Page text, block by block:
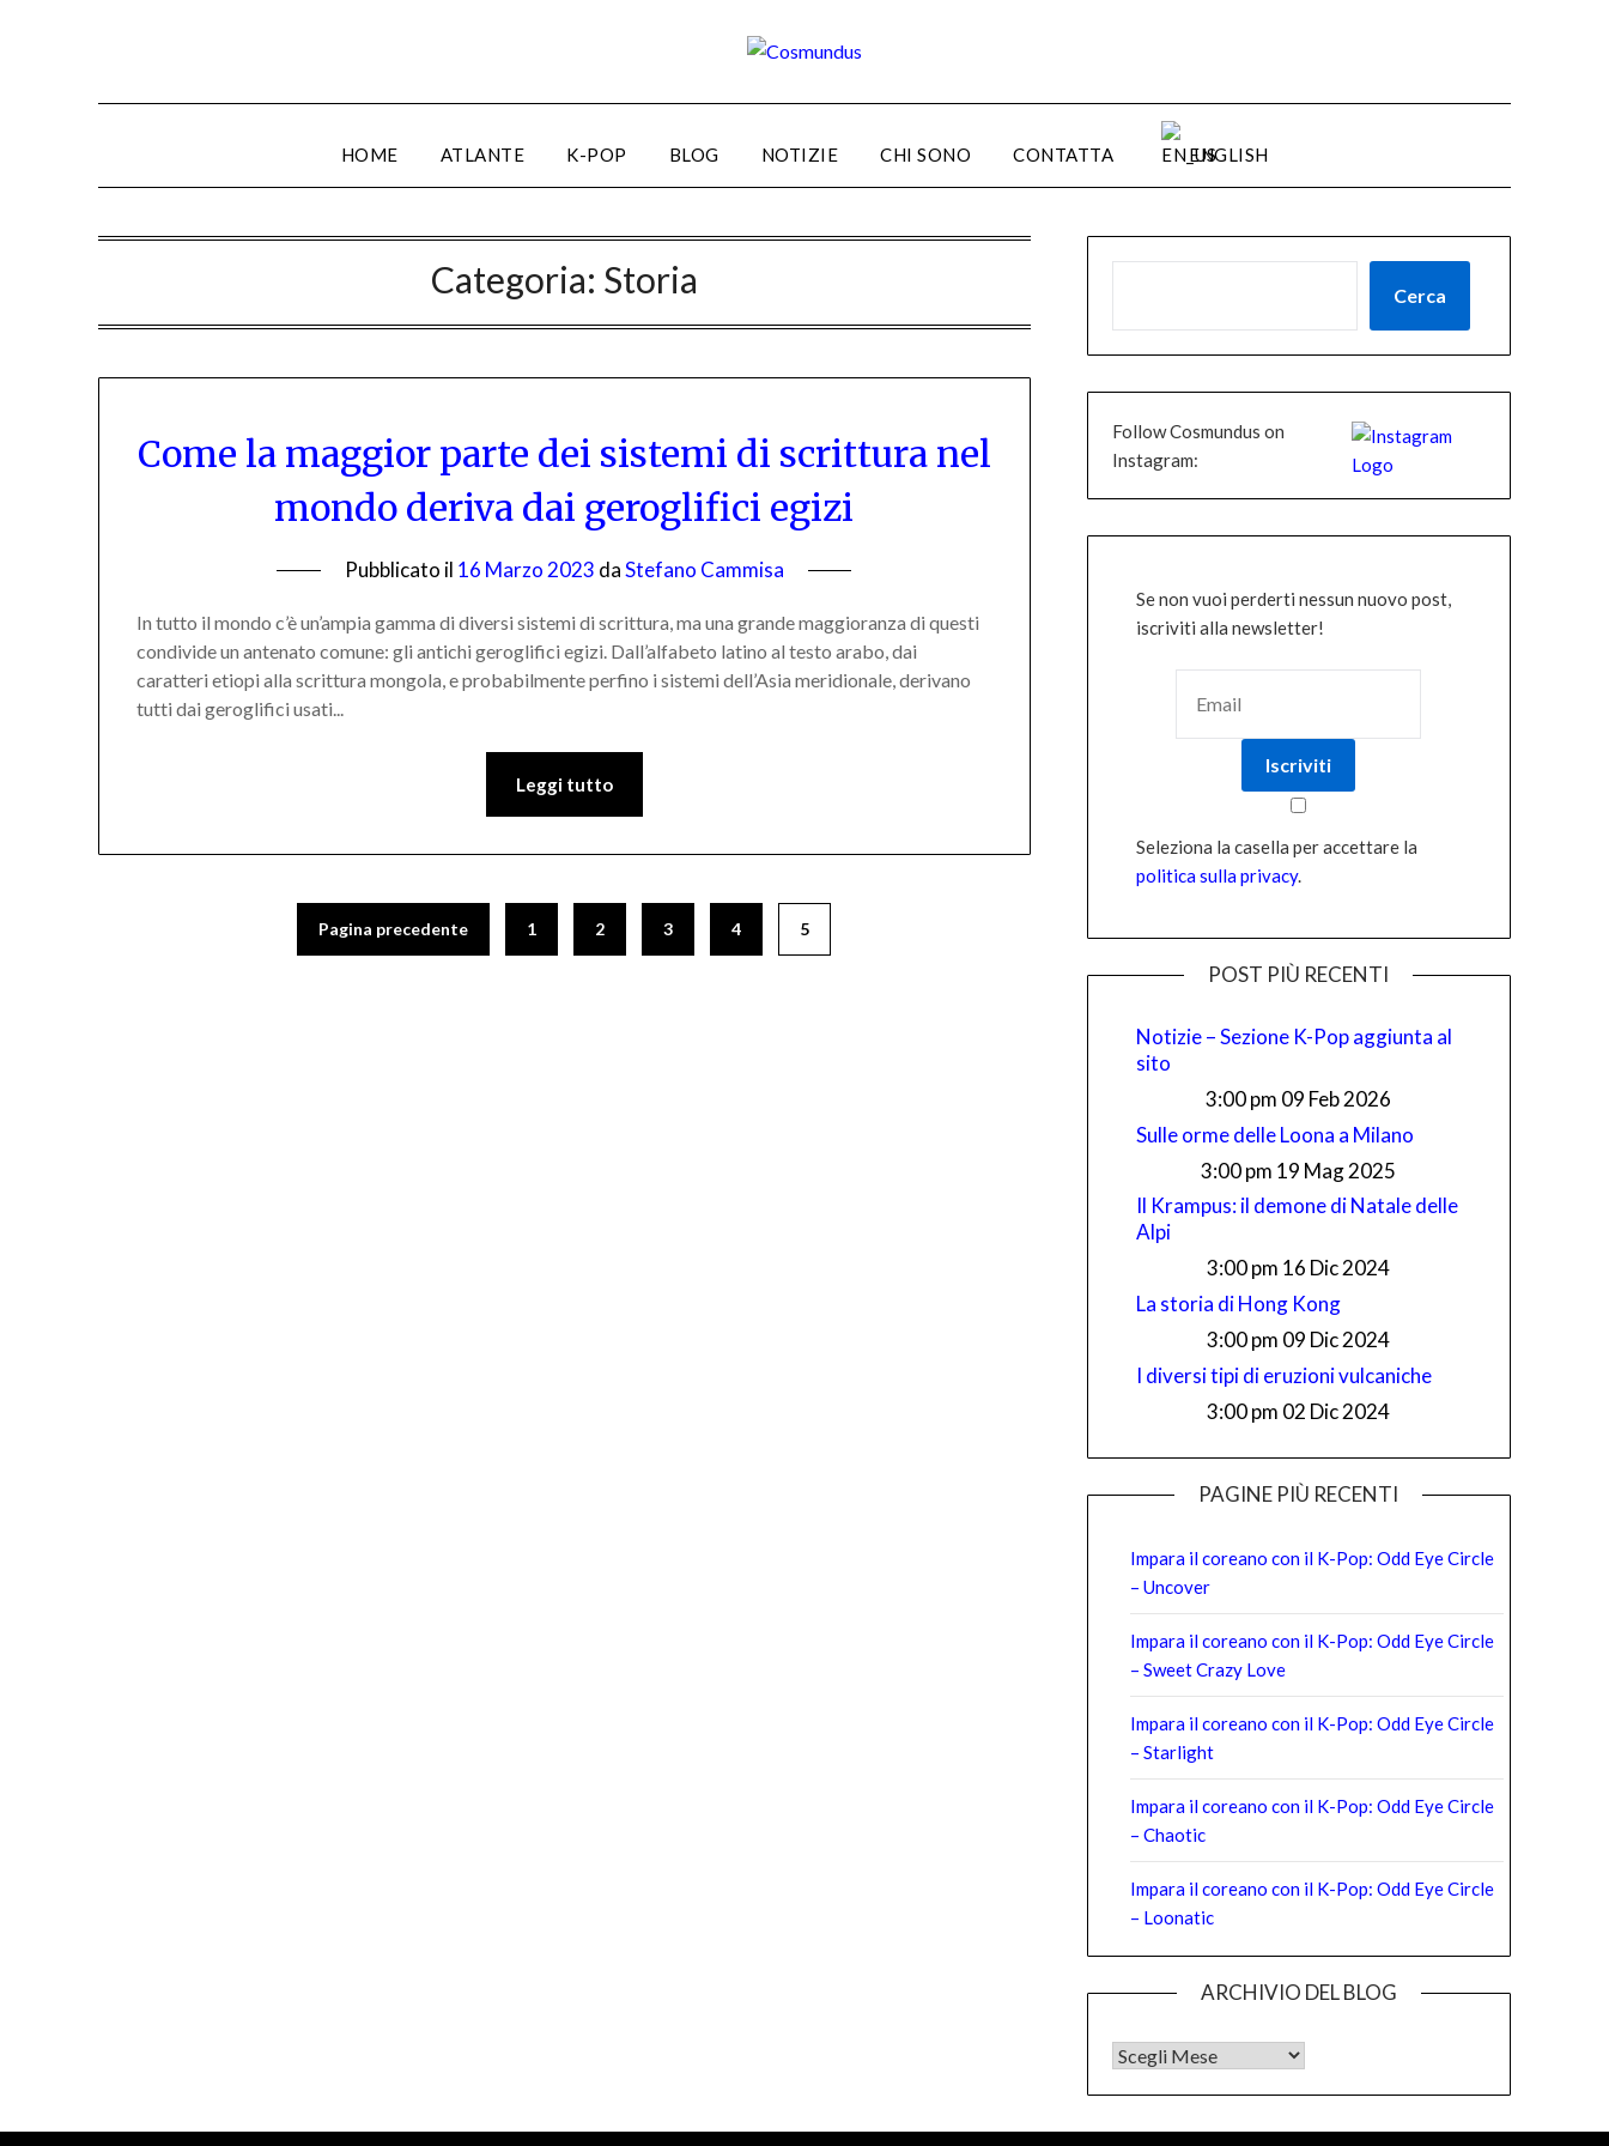
HOME ATLANTE K-POP BLOG NOTIZIE CHI SONO CONTATTA ENGLISH
Categoria: Storia
Come la maggior parte dei sistemi di scrittura nel
mondo deriva dai geroglifici egizi
Pubblicato il 16 Marzo 2023 daStefano Cammisa
In tutto il mondo c’è un’ampia gamma di diversi sistemi di scrittura, ma una grande maggioranza di questi
condivide un antenato comune: gli antichi geroglifici egizi. Dall’alfabeto latino al testo arabo, dai
caratteri etiopi alla scrittura mongola, e probabilmente perfino i sistemi dell’Asia meridionale, derivano
tutti dai geroglifici usati...
Leggi tutto
Pagina precedente 1 2 3 4 5
Cerca
Follow Cosmundus on
Instagram:
Se non vuoi perderti nessun nuovo post,
iscriviti alla newsletter!
Seleziona la casella per accettare la
politica sulla privacy.
POST PIÙ RECENTI
Notizie – Sezione K-Pop aggiunta al
sito
3:00 pm 09 Feb 2026
Sulle orme delle Loona a Milano
3:00 pm 19 Mag 2025
Il Krampus: il demone di Natale delle
Alpi
3:00 pm 16 Dic 2024
La storia di Hong Kong
3:00 pm 09 Dic 2024
I diversi tipi di eruzioni vulcaniche
3:00 pm 02 Dic 2024
PAGINE PIÙ RECENTI
Impara il coreano con il K-Pop: Odd Eye Circle
– Uncover
Impara il coreano con il K-Pop: Odd Eye Circle
– Sweet Crazy Love
Impara il coreano con il K-Pop: Odd Eye Circle
– Starlight
Impara il coreano con il K-Pop: Odd Eye Circle
– Chaotic
Impara il coreano con il K-Pop: Odd Eye Circle
– Loonatic
ARCHIVIO DEL BLOG